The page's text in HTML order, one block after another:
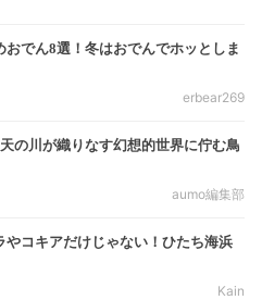
おでん8選！冬はおでんでホッとしま
erbear269
天の川が織りなす幻想的世界に佇む鳥
aumo編集部
やコキアだけじゃない！ひたち海浜
Kain